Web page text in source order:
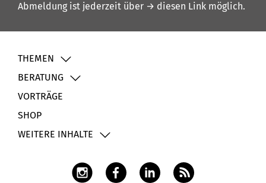
Abmeldung ist jederzeit über → diesen Link möglich.
THEMEN
BERATUNG
VORTRÄGE
SHOP
WEITERE INHALTE